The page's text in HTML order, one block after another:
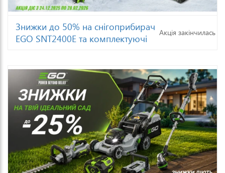
Знижки до 50% на снігоприбирач
EGO SNT2400E та комплектуючі
Акція закінчилась